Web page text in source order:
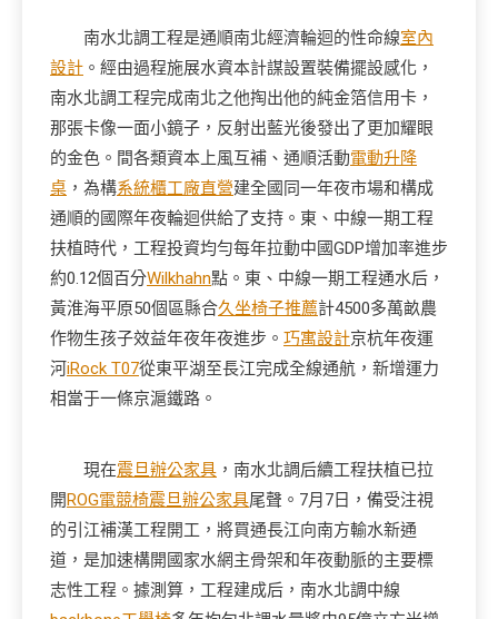
南水北調工程是通順南北經濟輪迴的性命線室內
設計 。經由過程施展水資本計謀設置裝備擺設感化，
南水北調工程完成南北之他掏出他的純金箔信用卡，
那張卡像一面小鏡子，反射出藍光後發出了更加耀眼
的金色。間各類資本上風互補、通順活動電動升降
桌 ，為構系統櫃工廠直營建全國同一年夜市場和構成
通順的國際年夜輪迴供給了支持。東、中線一期工程
扶植時代，工程投資均勻每年拉動中國GDP增加率進步
約0.12個百分Wilkhahn點。東、中線一期工程通水后，
黃淮海平原50個區縣合久坐椅子推薦計4500多萬畝農
作物生孩子效益年夜年夜進步。 巧寓設計京杭年夜運
河iRock T07從東平湖至長江完成全線通航，新增運力
相當于一條京滬鐵路。
現在震旦辦公家具 ，南水北調后續工程扶植已拉
開ROG電競椅震旦辦公家具尾聲。7月7日，備受注視
的引江補漢工程開工，將買通長江向南方輸水新通
道，是加速構開國家水網主骨架和年夜動脈的主要標
志性工程。據測算，工程建成后，南水北調中線